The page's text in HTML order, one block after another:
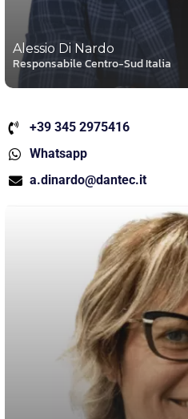
Alessio Di Nardo
Responsabile Centro-Sud Italia
+39 345 2975416
Whatsapp
a.dinardo@dantec.it